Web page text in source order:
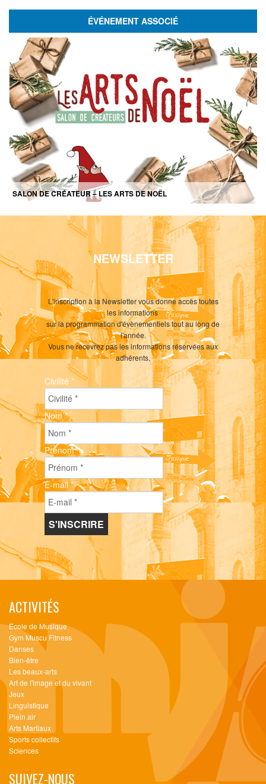
ÉVÉNEMENT ASSOCIÉ
SALON DE CRÉATEUR – LES ARTS DE NOËL
NEWSLETTER
L'inscription à la Newsletter vous donne accès toutes
les informations
sur la programmation d'évènementiels tout au long de
l'année.
Vous ne recevrez pas les informations réservées aux
adhérents.
Civilité *
Nom*
Prénom*
E-mail*
ACTIVITÉS
Ecole de Musique
Gym Muscu Fitness
Danses
Bien-être
Les beaux-arts
Art de l'image et du vivant
Jeux
Linguistique
Plein air
Arts Martiaux
Sports collectifs
Sciences
SUIVEZ-NOUS